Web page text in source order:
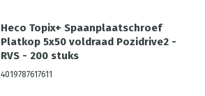
Heco Topix+ Spaanplaatschroef
Platkop 5x50 voldraad Pozidrive2 -
RVS - 200 stuks
4019787617611